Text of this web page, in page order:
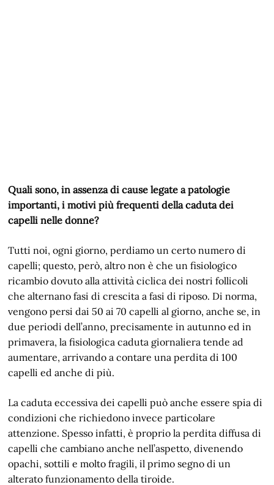
Quali sono, in assenza di cause legate a patologie
importanti, i motivi più frequenti della caduta dei
capelli nelle donne?
Tutti noi, ogni giorno, perdiamo un certo numero di
capelli; questo, però, altro non è che un fisiologico
ricambio dovuto alla attività ciclica dei nostri follicoli
che alternano fasi di crescita a fasi di riposo. Di norma,
vengono persi dai 50 ai 70 capelli al giorno, anche se, in
due periodi dell’anno, precisamente in autunno ed in
primavera, la fisiologica caduta giornaliera tende ad
aumentare, arrivando a contare una perdita di 100
capelli ed anche di più.
La caduta eccessiva dei capelli può anche essere spia di
condizioni che richiedono invece particolare
attenzione. Spesso infatti, è proprio la perdita diffusa di
capelli che cambiano anche nell’aspetto, divenendo
opachi, sottili e molto fragili, il primo segno di un
alterato funzionamento della tiroide.